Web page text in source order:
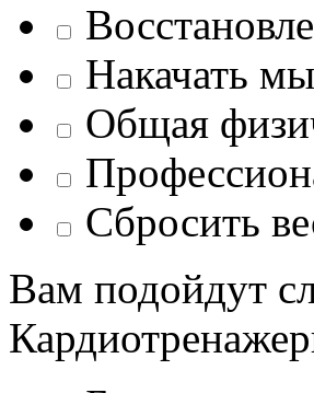
Накачать
Общая
Сбросить
Вам подойдут